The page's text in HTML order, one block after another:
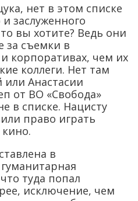
нет в этом списке
заслуженного
вы хотите? Ведь они
за съемки в
корпоративах, чем их
коллеги. Нет там
Анастасии
от ВО «Свобода»
в списке. Нацисту
право играть
в
туда попал
исключение, чем